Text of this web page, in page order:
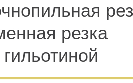
резка